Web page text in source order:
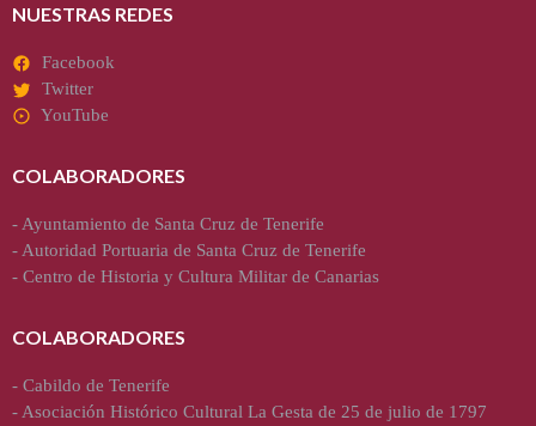
NUESTRAS REDES
Facebook
Twitter
YouTube
COLABORADORES
- Ayuntamiento de Santa Cruz de Tenerife
- Autoridad Portuaria de Santa Cruz de Tenerife
- Centro de Historia y Cultura Militar de Canarias
COLABORADORES
- Cabildo de Tenerife
- Asociación Histórico Cultural La Gesta de 25 de julio de 1797